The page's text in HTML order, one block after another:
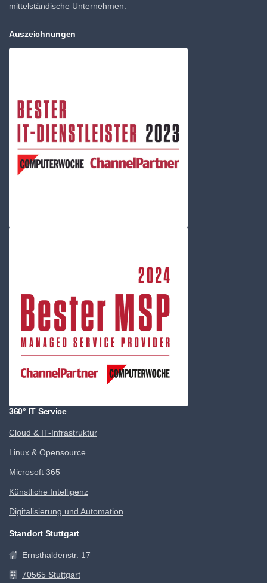
mittelständische Unternehmen.
Auszeichnungen
360° IT Service
Cloud & IT-Infrastruktur
Linux & Opensource
Microsoft 365
Künstliche Intelligenz
Digitalisierung und Automation
Standort Stuttgart
Ernsthaldenstr. 17
70565 Stuttgart